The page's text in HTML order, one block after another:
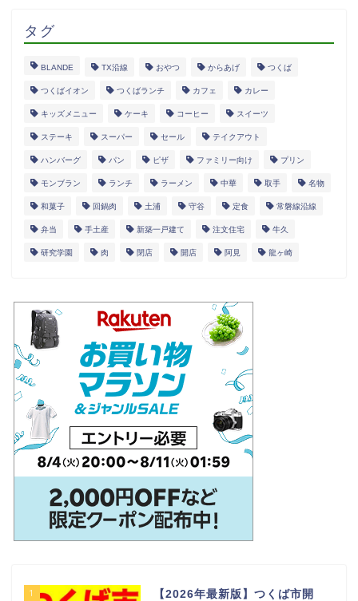
タグ
BLANDE TX沿線 おやつ からあげ つくば
つくばイオン つくばランチ カフェ カレー
キッズメニュー ケーキ コーヒー スイーツ
ステーキ スーパー セール テイクアウト
ハンバーグ パン ピザ ファミリー向け プリン
モンブラン ランチ ラーメン 中華 取手 名物
和菓子 回鍋肉 土浦 守谷 定食 常磐線沿線
弁当 手土産 新築一戸建て 注文住宅 牛久
研究学園 肉 閉店 開店 阿見 龍ヶ崎
1
【2026年最新版】つくば市開